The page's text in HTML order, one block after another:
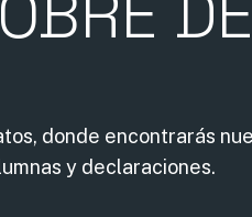
donde encontrarás
y declaraciones.